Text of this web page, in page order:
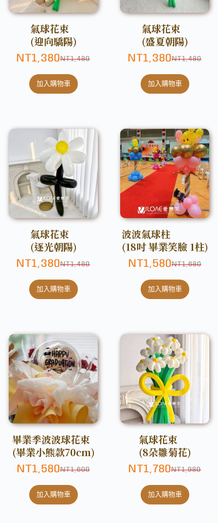
氣球花束
(迎向驕陽)
NT1,480
NT1,380
加入購物車
氣球花束
(盛夏朝陽)
NT1,480
NT1,380
加入購物車
氣球花束
(逐光朝陽)
NT1,480
NT1,380
加入購物車
波波氣球柱
(18吋 畢業笑臉 1柱)
NT1,680
NT1,580
加入購物車
畢業季波波球花束
(畢業小熊款70cm)
NT1,600
NT1,580
加入購物車
氣球花束
(8朵雛菊花)
NT1,980
NT1,780
加入購物車